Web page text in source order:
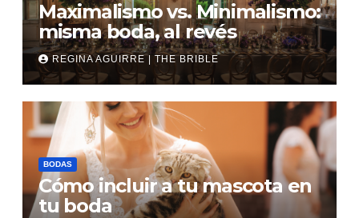
Maximalismo vs. Minimalismo:
misma boda, al revés
REGINA AGUIRRE | THE BRIBLE
BODAS
Cómo incluir a tu mascota en
tu boda